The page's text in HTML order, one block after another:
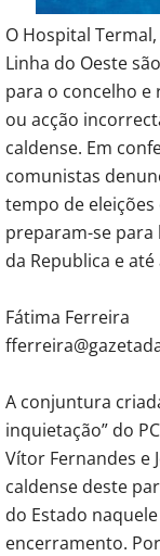
O Hospital
Linha do Oeste
para o concelho e
ou acção
caldense. Em
comunistas
tempo de
preparam-se para
da Republica e
Fátima Ferreira
A conjuntura
inquietação” do
Vítor Fernandes e
caldense deste
do Estado
encerramento.